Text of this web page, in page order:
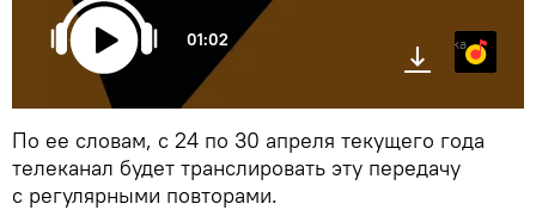
01:02 Яндекс.Музыка
По ее словам, с 24 по 30 апреля текущего года
телеканал будет транслировать эту передачу
с регулярными повторами.